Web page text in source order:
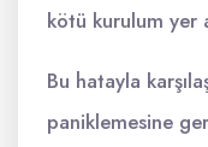
kötü kurulum yer
Bu hatayla
paniklemesine